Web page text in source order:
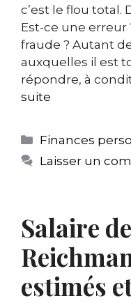
c’est le flou total.
Est-ce une erreur
fraude ? Autant
auxquelles il est
répondre, à
suite
Catégories
Finances
Laisser un
Salaire
estimés